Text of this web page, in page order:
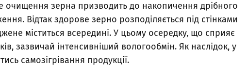
очищення зерна призводить до накопичення дрібного
Відтак здорове зерно розподіляється під стінками
міститься всередині. У цьому осередку, що сприяє
зазвичай інтенсивніший вологообмін. Як наслідок, у
самозігрівання продукції.